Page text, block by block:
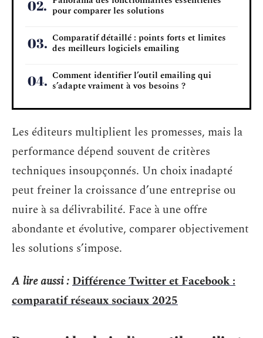
pour comparer les solutions
Comparatif détaillé : points forts et limites
des meilleurs logiciels emailing
Comment identifier l’outil emailing qui
s’adapte vraiment à vos besoins ?
Les éditeurs multiplient les promesses, mais la
performance dépend souvent de critères
techniques insoupçonnés. Un choix inadapté
peut freiner la croissance d’une entreprise ou
nuire à sa délivrabilité. Face à une offre
abondante et évolutive, comparer objectivement
les solutions s’impose.
A lire aussi :Différence Twitter et Facebook :
comparatif réseaux sociaux 2025